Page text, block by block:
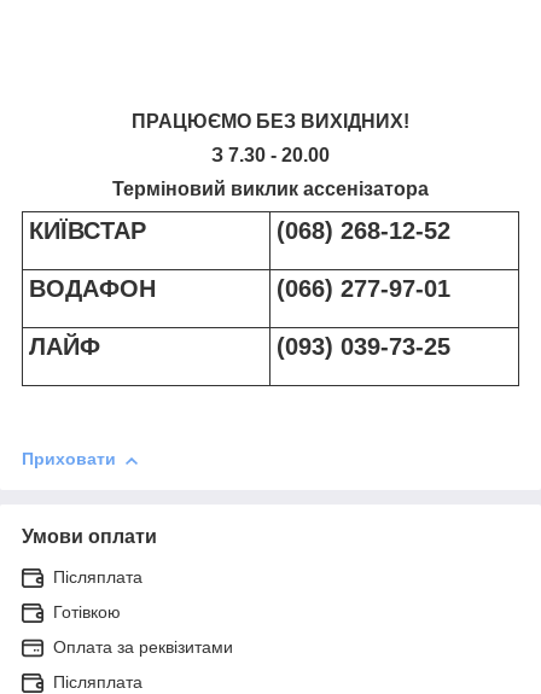
ПРАЦЮЄМО БЕЗ ВИХІДНИХ!
З 7.30 - 20.00
Терміновий виклик ассенізатора
КИЇВСТАР (068) 268-12-52
ВОДАФОН (066) 277-97-01
ЛАЙФ (093) 039-73-25
Приховати
Умови оплати
Післяплата
Готівкою
Оплата за реквізитами
Післяплата